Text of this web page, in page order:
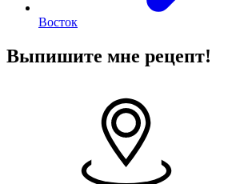
Восток
Выпишите мне рецепт!